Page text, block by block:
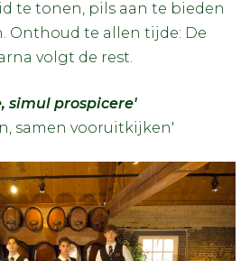
te tonen, pils aan te bieden
Onthoud te allen tijde: De
volgt de rest.
simul prospicere'
samen vooruitkijken'